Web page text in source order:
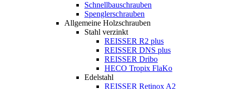
Schnellbauschrauben
Spenglerschrauben
Allgemeine Holzschrauben
Stahl verzinkt
REISSER R2 plus
REISSER DNS plus
REISSER Dribo
HECO Tropix FlaKo
Edelstahl
REISSER Retinox A2